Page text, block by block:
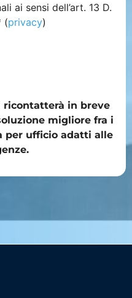
ai sensi dell’art. 13 D.
(privacy)
ricontatterà in breve
migliore fra i
per ufficio adatti alle